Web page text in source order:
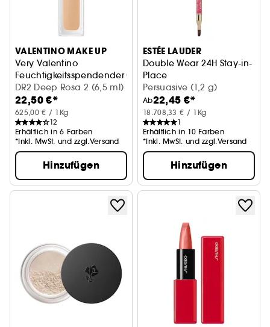
VALENTINO MAKE UP
Very Valentino
Feuchtigkeitsspendender Concealer mit hoher Deckkraft
DR2 Deep Rosa 2 (6,5 ml)
22,50 €*
625,00 € / 1Kg
12
Erhältlich in 6 Farben
*Inkl. MwSt. und zzgl.Versand
Hinzufügen
ESTÉE LAUDER
Double Wear 24H Stay-in-
Place
Lip Liner
Persuasive (1,2 g)
Ab22,45 €*
18.708,33 € / 1Kg
1
Erhältlich in 10 Farben
*Inkl. MwSt. und zzgl.Versand
Hinzufügen